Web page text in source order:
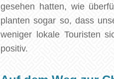
gesehen hatten, wie
planten sogar so, dass
weniger lokale Touristen
positiv.